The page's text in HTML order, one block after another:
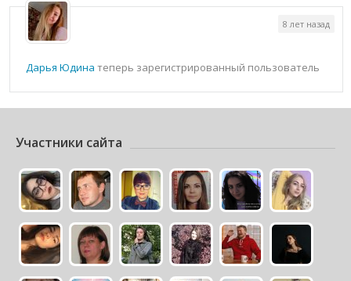
Дарья Юдина теперь зарегистрированный пользователь
8 лет назад
Участники сайта